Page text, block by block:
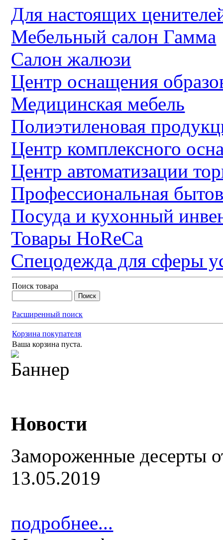
Для настоящих
Мебельный салон Гамма
Салон жалюзи
Центр оснащения
Медицинская мебель
Полиэтиленовая
Центр комплексного
Центр автоматизации
Профессиональная
Посуда и кухонный
Товары HoReCa
Спецодежда для сферы
Поиск товара
Расширенный поиск
Корзина покупателя
Ваша корзина пуста.
Новости
Замороженные десерты
13.05.2019
подробнее...